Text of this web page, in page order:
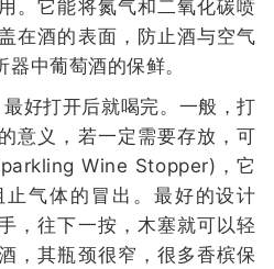
。它能将氮气和二氧化碳喷
在酒的表面，防止酒与空气
中葡萄酒的保鲜。
好打开后就喝完。一般，打
意义，若一定需要存放，可
Wine Stopper)，它
气体的冒出。最好的设计
，往下一按，木塞就可以轻
，其瓶颈很窄，很多香槟保